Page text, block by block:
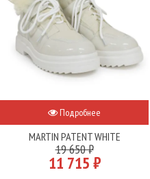
Подробнее
MARTIN PATENT WHITE
19 650 ₽
11 715 ₽